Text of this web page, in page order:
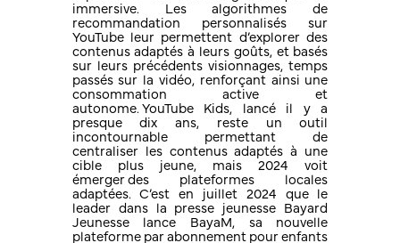
immersive. Les algorithmes de
recommandation personnalisés sur
YouTube leur permettent d’explorer des
contenus adaptés à leurs goûts, et basés
sur leurs précédents visionnages, temps
passés sur la vidéo, renforçant ainsi une
consommation active et
autonome. YouTube Kids, lancé il y a
presque dix ans, reste un outil
incontournable permettant de
centraliser les contenus adaptés à une
cible plus jeune, mais 2024 voit
émerger des plateformes locales
adaptées. C’est en juillet 2024 que le
leader dans la presse jeunesse Bayard
Jeunesse lance BayaM, sa nouvelle
plateforme par abonnement pour enfants